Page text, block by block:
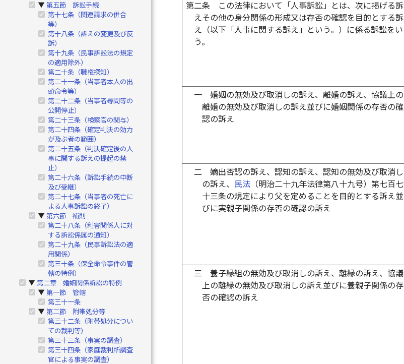
▶ 第五節 訴訟手続
第十七条（関連請求の併合
等）
第十八条（訴えの変更及び反
訴）
第十九条（民事訴訟法の規定
の適用除外）
第二十条（職権探知）
第二十一条（当事者本人の出
頭命令等）
第二十二条（当事者尋問等の
公開停止）
第二十三条（検察官の関与）
第二十四条（確定判決の効力
が及ぶ者の範囲）
第二十五条（判決確定後の人
事に関する訴えの提起の禁
止）
第二十六条（訴訟手続の中断
及び受継）
第二十七条（当事者の死亡に
よる人事訴訟の終了）
▶ 第六節 補則
第二十八条（利害関係人に対
する訴訟係属の通知）
第二十九条（民事訴訟法の適
用関係）
第三十条（保全命令事件の管
轄の特例）
▶ 第二章 婚姻関係訴訟の特例
▶ 第一節 管轄
第三十一条
▶ 第二節 附帯処分等
第三十二条（附帯処分につい
ての裁判等）
第三十三条（事実の調査）
第三十四条（家庭裁判所調査
官による事実の調査）
第二条
この法律において「人事訴訟」とは、次に掲げる訴
えその他の身分関係の形成又は存否の確認を目的とする訴
え（以下「人事に関する訴え」という。）に係る訴訟をい
う。
一
婚姻の無効及び取消しの訴え、離婚の訴え、協議上の
離婚の無効及び取消しの訴え並びに婚姻関係の存否の確
認の訴え
二
嫡出否認の訴え、認知の訴え、認知の無効及び取消し
の訴え、 民法 （明治二十九年法律第八十九号）第七百七
十三条の規定により父を定めることを目的とする訴え並
びに実親子関係の存否の確認の訴え
三
養子縁組の無効及び取消しの訴え、離縁の訴え、協議
上の離縁の無効及び取消しの訴え並びに養親子関係の存
否の確認の訴え